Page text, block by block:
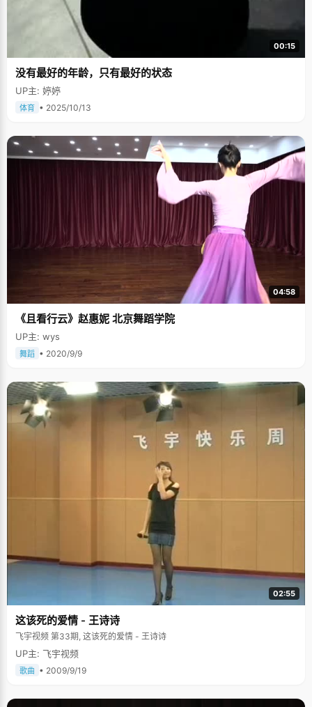
00:15
没有最好的年龄，只有最好的状态
UP主: 婷婷
体育 • 2025/10/13
04:58
《且看行云》赵惠妮 北京舞蹈学院
UP主: wys
舞蹈 • 2020/9/9
02:55
这该死的爱情 - 王诗诗
飞宇视频 第33期, 这该死的爱情 - 王诗诗
UP主: 飞宇视频
歌曲 • 2009/9/19